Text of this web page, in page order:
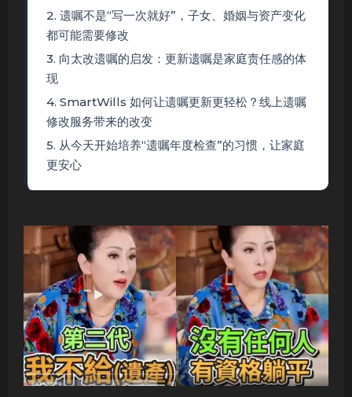
2. 遗嘱不是“写一次就好”，子女、婚姻与资产变化
都可能需要修改
3. 向太改遗嘱的启发：更新遗嘱是家庭责任感的体
现
4. SmartWills 如何让遗嘱更新更轻松？线上遗嘱
修改服务带来的改变
5. 从今天开始培养“遗嘱年度检查”的习惯，让家庭
更安心